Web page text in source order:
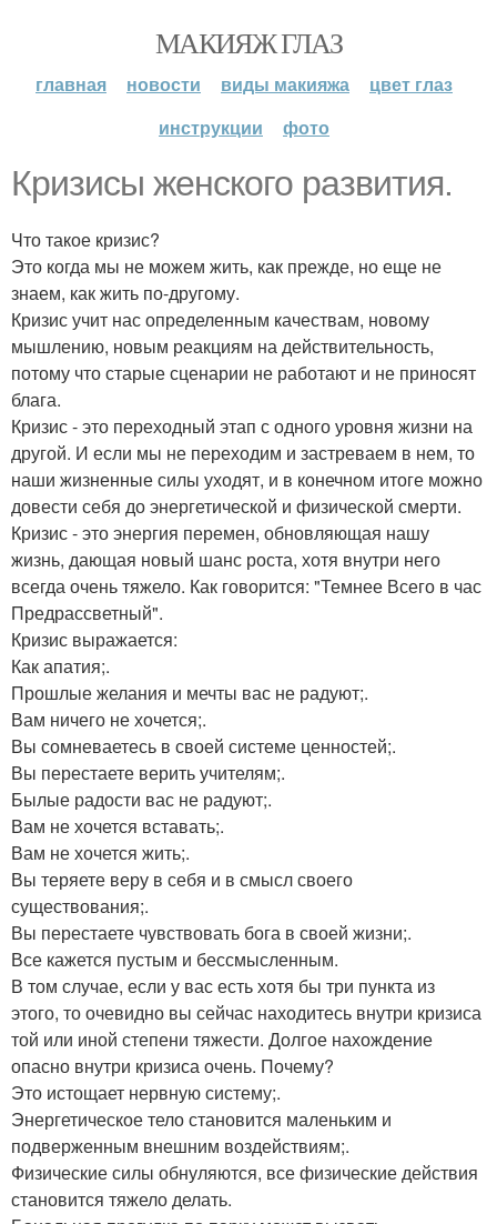
МАКИЯЖ ГЛАЗ
главная новости виды макияжа
цвет глаз
инструкции
фото
Кризисы женского развития.
Что такое кризис?
Это когда мы не можем жить, как прежде, но еще не
знаем, как жить по-другому.
Кризис учит нас определенным качествам, новому
мышлению, новым реакциям на действительность,
потому что старые сценарии не работают и не приносят
блага.
Кризис - это переходный этап с одного уровня жизни на
другой. И если мы не переходим и застреваем в нем, то
наши жизненные силы уходят, и в конечном итоге можно
довести себя до энергетической и физической смерти.
Кризис - это энергия перемен, обновляющая нашу
жизнь, дающая новый шанс роста, хотя внутри него
всегда очень тяжело. Как говорится: "Темнее Всего в час
Предрассветный".
Кризис выражается:
Как апатия;.
Прошлые желания и мечты вас не радуют;.
Вам ничего не хочется;.
Вы сомневаетесь в своей системе ценностей;.
Вы перестаете верить учителям;.
Былые радости вас не радуют;.
Вам не хочется вставать;.
Вам не хочется жить;.
Вы теряете веру в себя и в смысл своего
существования;.
Вы перестаете чувствовать бога в своей жизни;.
Все кажется пустым и бессмысленным.
В том случае, если у вас есть хотя бы три пункта из
этого, то очевидно вы сейчас находитесь внутри кризиса
той или иной степени тяжести. Долгое нахождение
опасно внутри кризиса очень. Почему?
Это истощает нервную систему;.
Энергетическое тело становится маленьким и
подверженным внешним воздействиям;.
Физические силы обнуляются, все физические действия
становится тяжело делать.